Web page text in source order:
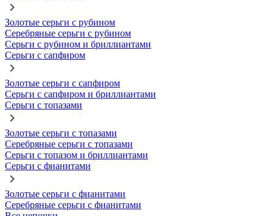
Золотые серьги с рубином
Серебряные серьги с рубином
Серьги с рубином и бриллиантами
Серьги с сапфиром
Золотые серьги с сапфиром
Серьги с сапфиром и бриллиантами
Серьги с топазами
Золотые серьги с топазами
Серебряные серьги с топазами
Серьги с топазом и бриллиантами
Серьги с фианитами
Золотые серьги с фианитами
Серебряные серьги с фианитами